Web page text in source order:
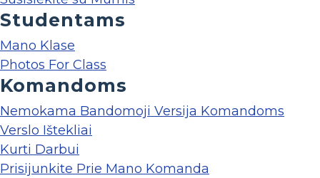
Studentams
Mano Klase
Photos For Class
Komandoms
Nemokama Bandomoji Versija Komandoms
Verslo Ištekliai
Kurti Darbui
Prisijunkite Prie Mano Komanda